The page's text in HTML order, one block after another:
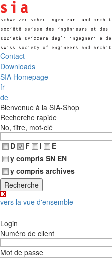
Contact
Downloads
SIA Homepage
fr
de
Bienvenue à la SIA-Shop
Recherche rapide
No, titre, mot-clé
D
F I
E
y compris SN EN
y compris archives
vers la vue d'ensemble
Login
Numéro de client
Mot de passe